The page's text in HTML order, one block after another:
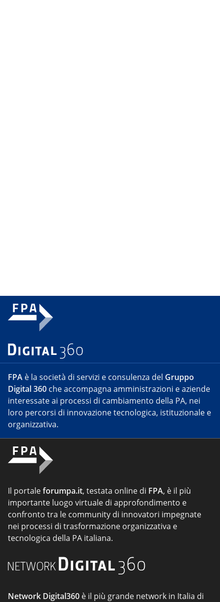
FPA è la società di servizi e consulenza del Gruppo
Digital 360 che accompagna amministrazioni e aziende
interessate ai processi di cambiamento della PA, nei
loro percorsi di innovazione tecnologica, istituzionale e
organizzativa.
Il portaleforumpa.it, testata online di FPA, è il più
importante luogo virtuale di approfondimento e
confronto tra le community di innovatori impegnate
nei processi di trasformazione organizzativa e
tecnologica della PA italiana.
Network Digital360 è il più grande network in Italia di